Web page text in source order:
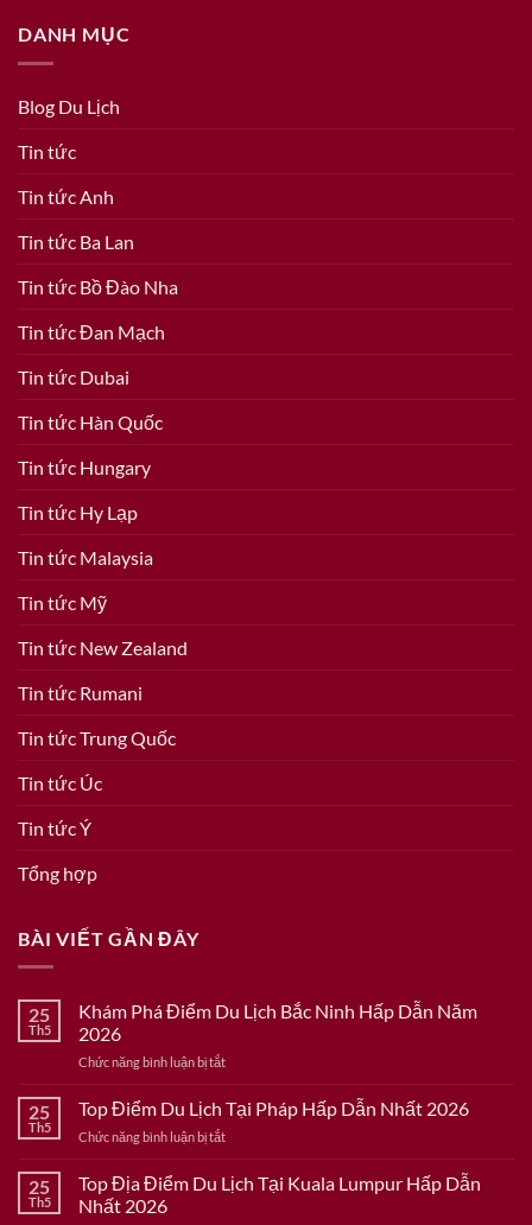
DANH MỤC
Blog Du Lịch
Tin tức
Tin tức Anh
Tin tức Ba Lan
Tin tức Bồ Đào Nha
Tin tức Đan Mạch
Tin tức Dubai
Tin tức Hàn Quốc
Tin tức Hungary
Tin tức Hy Lạp
Tin tức Malaysia
Tin tức Mỹ
Tin tức New Zealand
Tin tức Rumani
Tin tức Trung Quốc
Tin tức Úc
Tin tức Ý
Tổng hợp
BÀI VIẾT GẦN ĐÂY
25
Th5
Khám Phá Điểm Du Lịch Bắc Ninh Hấp Dẫn Năm
2026
Chức năng bình luận bị tắtở
Phá
Điểm
Du
Bắc
25
Th5
Top Điểm Du Lịch Tại Pháp Hấp Dẫn Nhất 2026
Chức năng bình luận bị tắtở
Điểm
Du
25
Th5
Top Địa Điểm Du Lịch Tại Kuala Lumpur Hấp Dẫn
Nhất 2026